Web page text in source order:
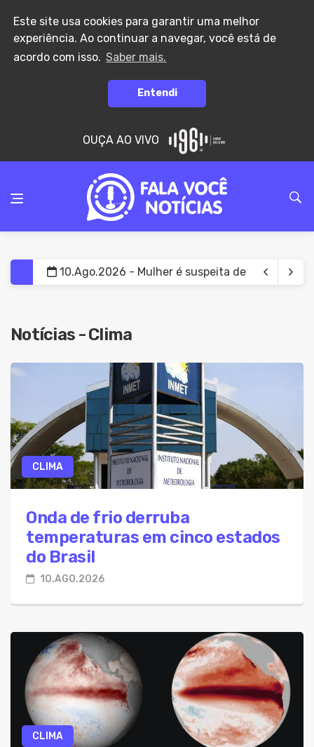
Este site usa cookies para garantir uma melhor
experiência. Ao continuar a navegar, você está de
acordo com isso. Saber mais.
Entendi
OUÇA AO VIVO
10.Ago.2026 - UPB inaugura novo Espaço
10.Ago.2026 - Meu SUS Digital lança
10.Ago.2026 - Reajustes de planos coletivos
10.Ago.2026 - Prouni 2026: prazo para
10.Ago.2026 - SUS passa a oferecer teste FIT
10.Ago.2026 - Bahia terá 30 mil novos
Notícias - Clima
CLIMA
Onda de frio derruba
temperaturas em cinco estados
do Brasil
10.AGO.2026
CLIMA